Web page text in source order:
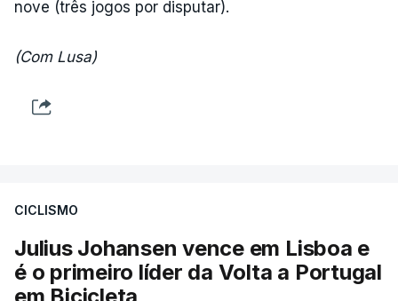
nove (três jogos por disputar).
(Com Lusa)
CICLISMO
Julius Johansen vence em Lisboa e
é o primeiro líder da Volta a Portugal